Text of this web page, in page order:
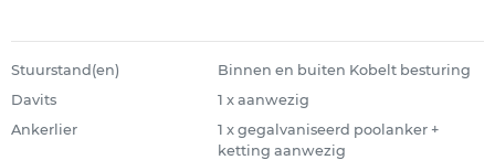
Stuurstand(en)
Binnen en buiten Kobelt besturing
Davits
1 x aanwezig
Ankerlier
1 x gegalvaniseerd poolanker +
ketting aanwezig